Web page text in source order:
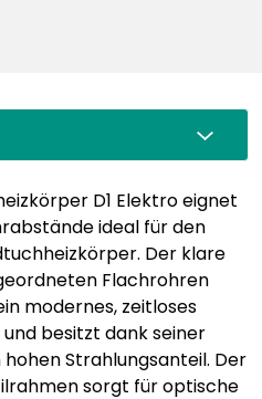
D1 Elektro eignet
ideal für den
Der klare
Flachrohren
modernes, zeitloses
besitzt dank seiner
Strahlungsanteil. Der
sorgt für optische